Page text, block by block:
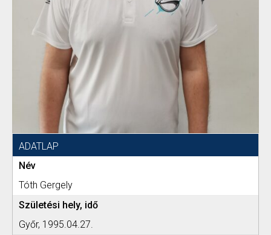
ADATLAP
Név
Tóth Gergely
Születési hely, idő
Győr, 1995.04.27.